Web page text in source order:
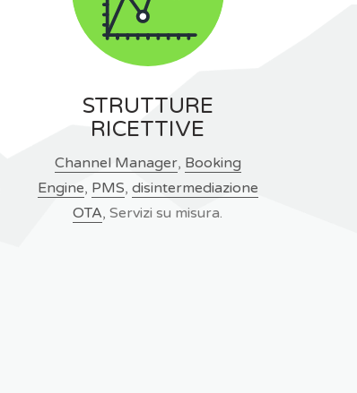
STRUTTURE
RICETTIVE
Channel Manager, Booking
Engine, PMS, disintermediazione
OTA, Servizi su misura.